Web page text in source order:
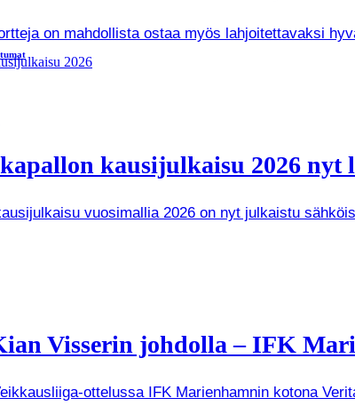
on mahdollista ostaa myös lahjoitettavaksi
kausijulkaisu 2026 nyt
vuosimallia 2026 on nyt julkaistu
Visserin johdolla – IFK
ottelussa IFK Marienhamnin kotona